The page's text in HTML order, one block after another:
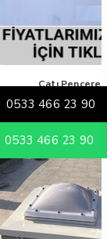
Çatı
0533 466 23 90
0533 466 23 90